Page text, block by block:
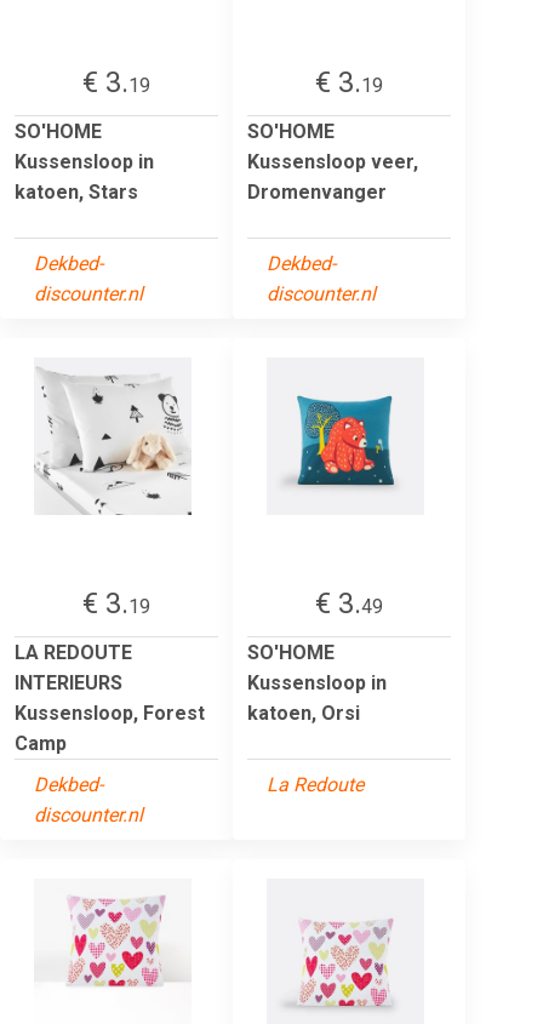
€ 3.19
SO'HOME
Kussensloop in
katoen, Stars
Dekbed-
discounter.nl
€ 3.19
SO'HOME
Kussensloop veer,
Dromenvanger
Dekbed-
discounter.nl
€ 3.19
LA REDOUTE
INTERIEURS
Kussensloop, Forest
Camp
Dekbed-
discounter.nl
€ 3.49
SO'HOME
Kussensloop in
katoen, Orsi
La Redoute